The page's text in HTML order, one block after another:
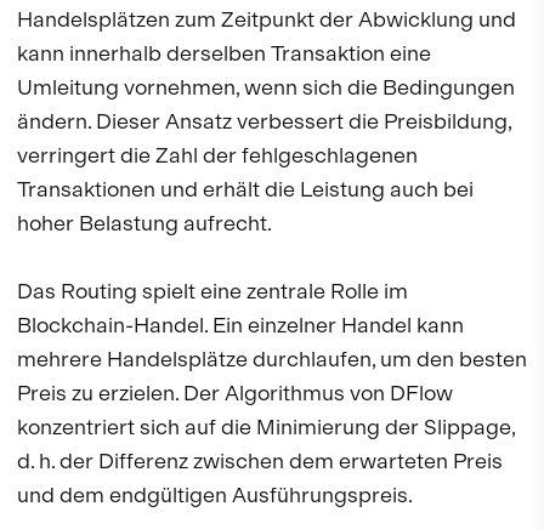
Handelsplätzen zum Zeitpunkt der Abwicklung und
kann innerhalb derselben Transaktion eine
Umleitung vornehmen, wenn sich die Bedingungen
ändern. Dieser Ansatz verbessert die Preisbildung,
verringert die Zahl der fehlgeschlagenen
Transaktionen und erhält die Leistung auch bei
hoher Belastung aufrecht.
Das Routing spielt eine zentrale Rolle im
Blockchain-Handel. Ein einzelner Handel kann
mehrere Handelsplätze durchlaufen, um den besten
Preis zu erzielen. Der Algorithmus von DFlow
konzentriert sich auf die Minimierung der Slippage,
d. h. der Differenz zwischen dem erwarteten Preis
und dem endgültigen Ausführungspreis.